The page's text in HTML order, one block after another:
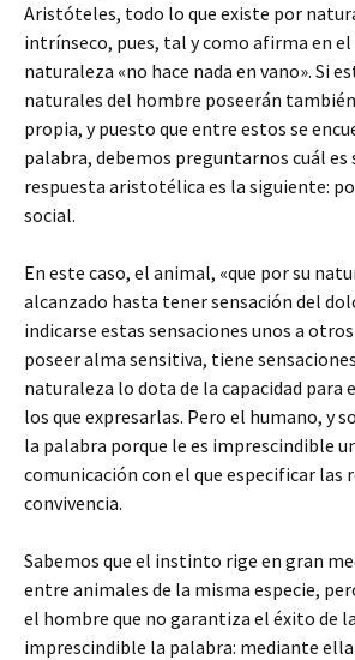
Aristóteles, todo lo que existe por
intrínseco, pues, tal y como afirma en
naturaleza «no hace nada en vano». Si
naturales del hombre poseerán
propia, y puesto que entre estos se
palabra, debemos preguntarnos cuál es
respuesta aristotélica es la siguiente:
social.
En este caso, el animal, «que por su
alcanzado hasta tener sensación del
indicarse estas sensaciones unos a
poseer alma sensitiva, tiene
naturaleza lo dota de la capacidad para
los que expresarlas. Pero el humano, y
la palabra porque le es imprescindible
comunicación con el que especificar las
convivencia.
Sabemos que el instinto rige en gran
entre animales de la misma especie,
el hombre que no garantiza el éxito de
imprescindible la palabra: mediante ella